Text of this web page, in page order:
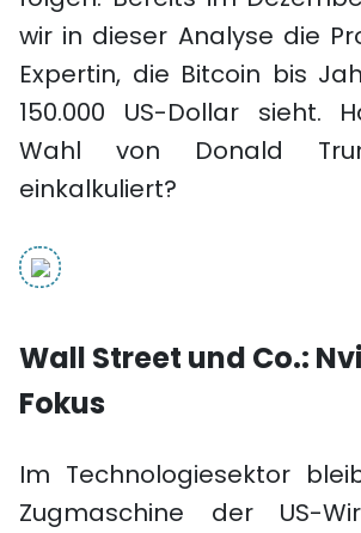
wir in dieser Analyse die
Expertin, die Bitcoin bis
150.000 US-Dollar sieht.
Wahl von Donald
einkalkuliert?
Wall Street und Co.:
Fokus
Im Technologiesektor
Zugmaschine der US-